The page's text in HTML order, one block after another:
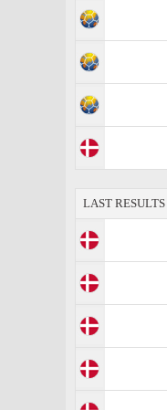
LAST RESULTS